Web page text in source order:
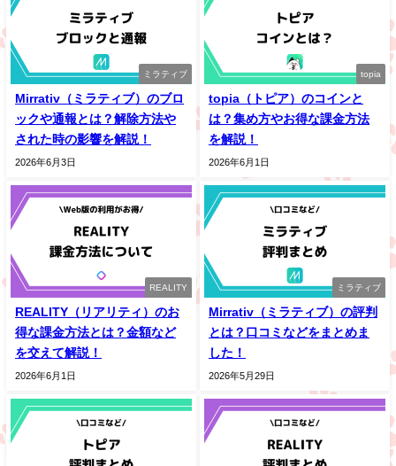
ミラティブ
Mirrativ（ミラティブ）のブロ
ックや通報とは？解除方法や
された時の影響を解説！
2026年6月3日
topia
topia（トピア）のコインと
は？集め方やお得な課金方法
を解説！
2026年6月1日
REALITY
REALITY（リアリティ）のお
得な課金方法とは？金額など
を交えて解説！
2026年6月1日
ミラティブ
Mirrativ（ミラティブ）の評判
とは？口コミなどをまとめま
した！
2026年5月29日